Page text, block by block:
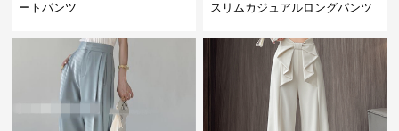
ートパンツ
スリムカジュアルロングパンツ